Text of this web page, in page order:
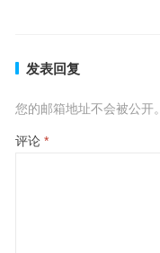
发表回复
您的邮箱地址不会被公开。
评论 *